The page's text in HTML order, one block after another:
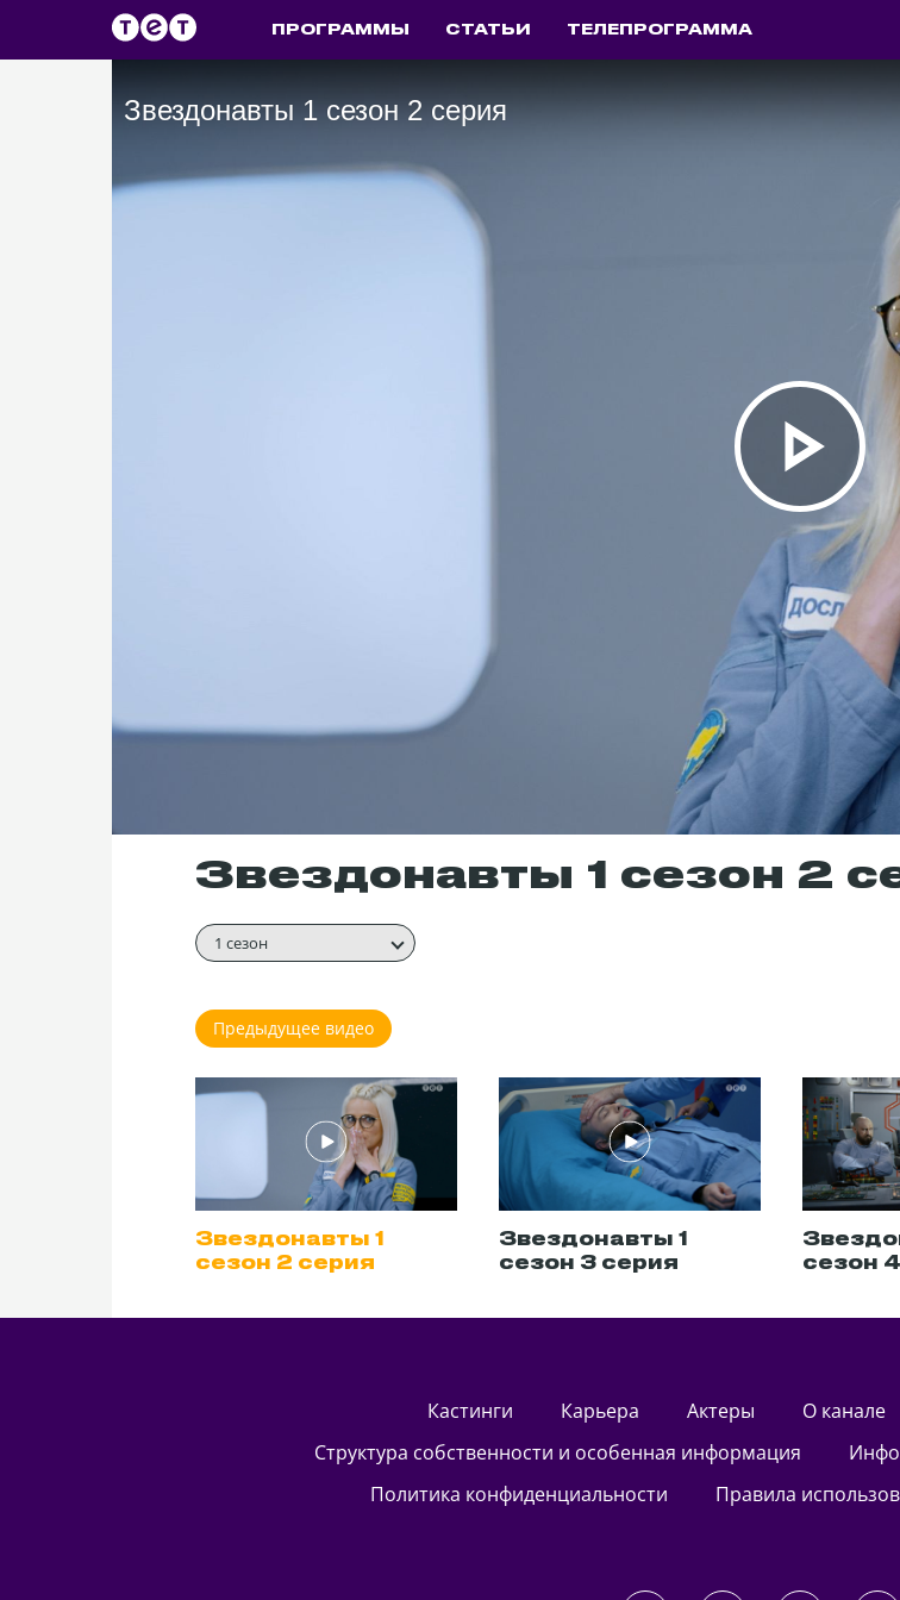
ПРОГРАММЫ СТАТЬИ ТЕЛЕПРОГРАММА
Звездонавты 1 сезон 2 серия
Звездонавты 1 сезон 2
1 сезон
Предыдущее видео
Звездонавты 1
сезон 2 серия
Звездонавты 1
сезон 3 серия
сезон
кастинги Карьера актеры О канале
Структура собственности и особенная информация
Политика конфиденциальности
Правила